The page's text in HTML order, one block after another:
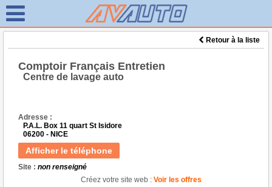
Retour à la liste
Comptoir Français Entretien
Centre de lavage auto
Adresse :
P.A.L. Box 11 quart St Isidore
06200 - NICE
Afficher le téléphone
Site : non renseigné
Créez votre site web : Voir les offres